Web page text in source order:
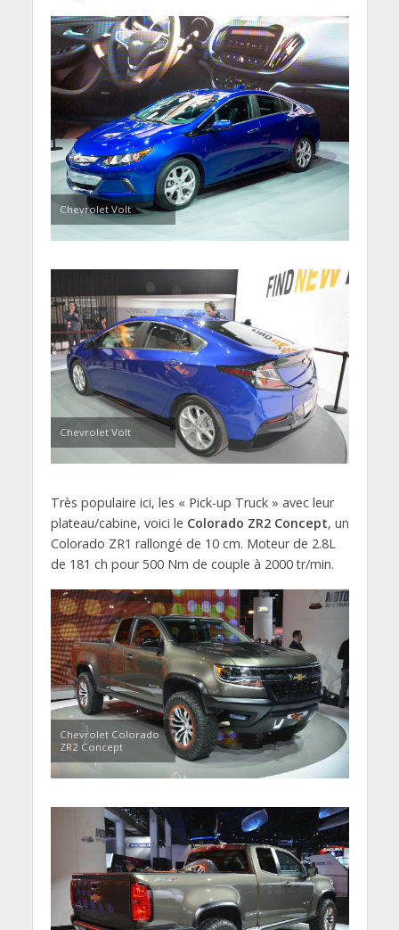
Chevrolet Volt
Chevrolet Volt
Très populaire ici, les « Pick-up Truck » avec leur
plateau/cabine, voici le Colorado ZR2 Concept, un
Colorado ZR1 rallongé de 10 cm. Moteur de 2.8L
de 181 ch pour 500 Nm de couple à 2000 tr/min.
Chevrolet Colorado
ZR2 Concept